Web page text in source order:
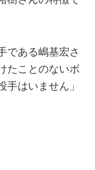
である嶋基宏さ
たことのないボ
はいません」